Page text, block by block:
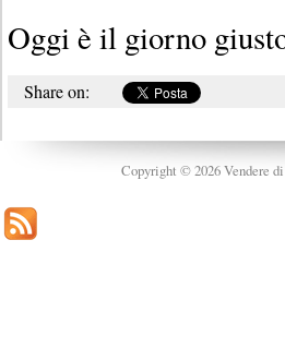
Oggi è il giorno
Share on:
Copyright © 2026 Vendere